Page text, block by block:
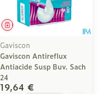
Médicament
Gaviscon
Gaviscon Antireflux
Antiacide Susp Buv. Sach
24
19,64 €